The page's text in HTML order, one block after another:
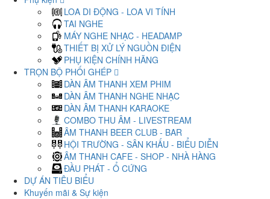
LOA DI ĐỘNG - LOA VI TÍNH
TAI NGHE
MÁY NGHE NHẠC - HEADAMP
THIẾT BỊ XỬ LÝ NGUỒN ĐIỆN
PHỤ KIỆN CHÍNH HÃNG
TRỌN BỘ PHỐI GHÉP
DÀN ÂM THANH XEM PHIM
DÀN ÂM THANH NGHE NHẠC
DÀN ÂM THANH KARAOKE
COMBO THU ÂM - LIVESTREAM
ÂM THANH BEER CLUB - BAR
HỘI TRƯỜNG - SÂN KHẤU - BIỂU DIỄN
ÂM THANH CAFE - SHOP - NHÀ HÀNG
ĐẦU PHÁT - Ổ CỨNG
DỰ ÁN TIÊU BIỂU
Khuyến mãi & Sự kiện